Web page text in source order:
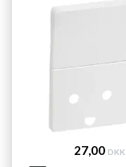
27,00 DKK